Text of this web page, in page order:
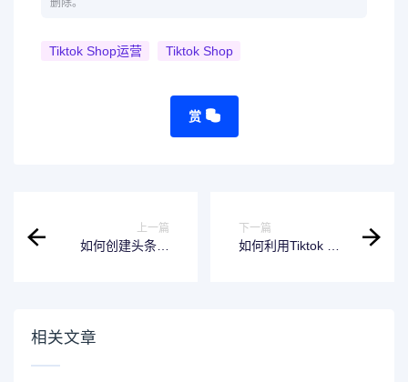
删除。
Tiktok Shop运营 Tiktok Shop
赏
上一篇
如何创建头条百
下一篇
如何利用Tiktok 进
相关文章